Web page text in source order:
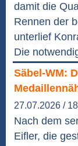
damit die
Rennen der
unterlief
Die
Säbel-WM:
27.07.2026 /
Nach dem
Eifler, die